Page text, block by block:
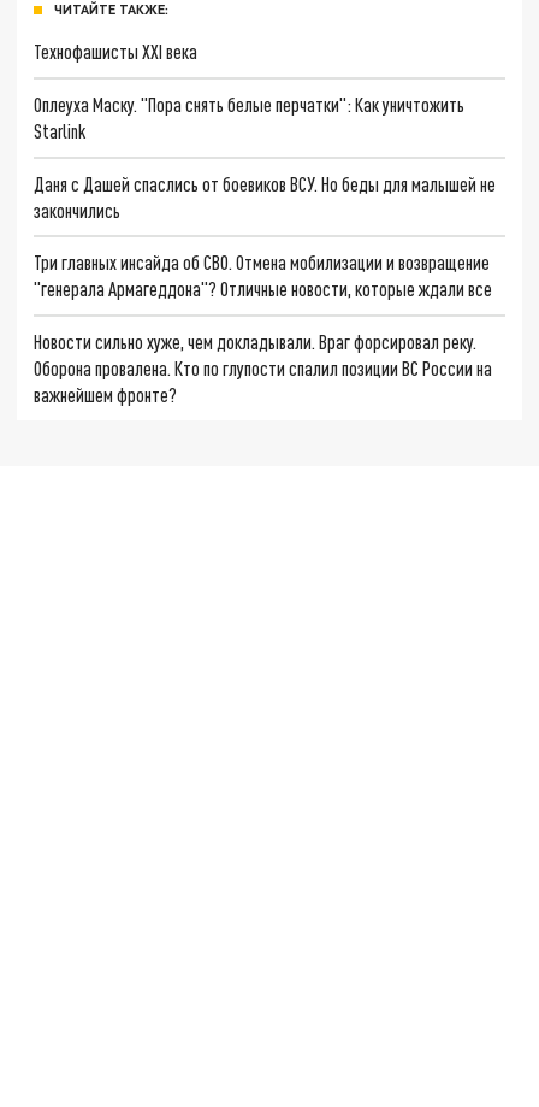
ЧИТАЙТЕ ТАКЖЕ:
Технофашисты XXI века
Оплеуха Маску. "Пора снять белые перчатки": Как уничтожить
Starlink
Даня с Дашей спаслись от боевиков ВСУ. Но беды для малышей не
закончились
Три главных инсайда об СВО. Отмена мобилизации и возвращение
"генерала Армагеддона"? Отличные новости, которые ждали все
Новости сильно хуже, чем докладывали. Враг форсировал реку.
Оборона провалена. Кто по глупости спалил позиции ВС России на
важнейшем фронте?